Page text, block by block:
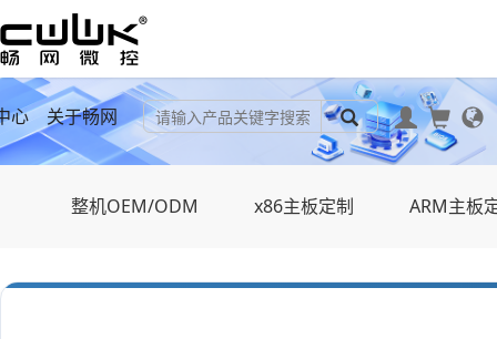
心 关于畅网
整机OEM/ODM x86主板定制 ARM主板